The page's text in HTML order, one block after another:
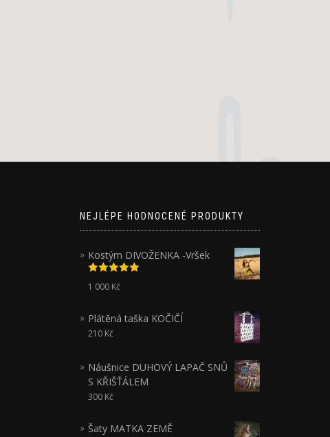
NEJLÉPE HODNOCENÉ PRODUKTY
Kostým DIVOŽENKA -Vršek
Hodnocení
5.00z 5
1 000 Kč
Plátěná taška KOČIČÍ
210 Kč
Náušnice DUHOVÝ LAPAČ SNŮ
S KŘIŠŤÁLEM
300 Kč
Šaty MATKA ZEMĚ